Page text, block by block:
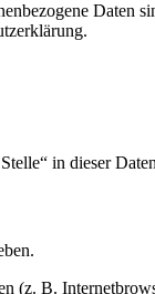
Daten
in dieser
(z. B.